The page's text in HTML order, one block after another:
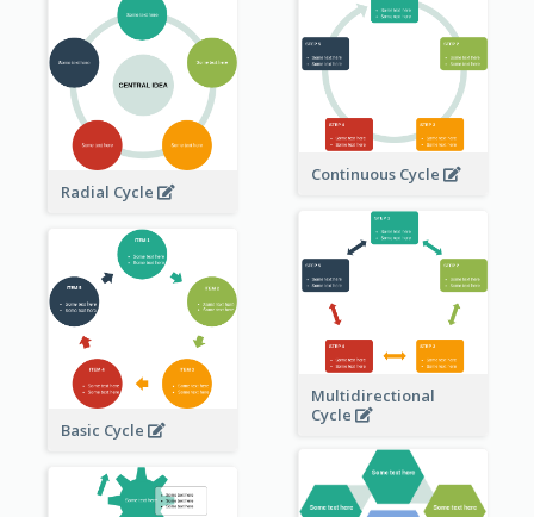
Radial Cycle
Continuous Cycle
Multidirectional
Cycle
Basic Cycle